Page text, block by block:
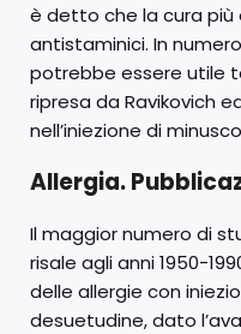
è detto che la cura
antistaminici. In
potrebbe essere utile
ripresa da Ravikovich
nell’iniezione di
Allergia.
Il maggior numero di
risale agli anni 1950-
delle allergie con
desuetudine, dato